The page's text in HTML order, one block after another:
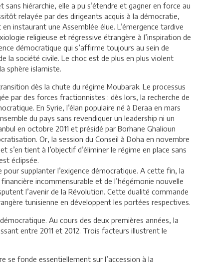
sans hiérarchie, elle a pu s’étendre et gagner en force au
relayée par des dirigeants acquis à la démocratie,
instaurant une Assemblée élue. L’émergence tardive
religieuse et régressive étrangère à l’inspiration de
démocratique qui s’affirme toujours au sein de
la société civile. Le choc est de plus en plus violent
sphère islamiste.
dès la chute du régime Moubarak. Le processus
par des forces fractionnistes : dès lors, la recherche de
En Syrie, l’élan populaire né à Deraa en mars
du pays sans revendiquer un leadership ni un
en octobre 2011 et présidé par Borhane Ghalioun
Or, la session du Conseil à Doha en novembre
s’en tient à l’objectif d’éliminer le régime en place sans
éclipsée.
supplanter l’exigence démocratique. A cette fin, la
incommensurable et de l’hégémonie nouvelle
l’avenir de la Révolution. Cette dualité commande
tunisienne en développent les portées respectives.
Au cours des deux premières années, la
entre 2011 et 2012. Trois facteurs illustrent le
se fonde essentiellement sur l’accession à la